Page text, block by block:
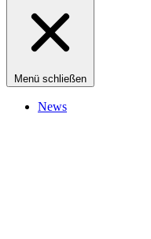
Menü schließen
News